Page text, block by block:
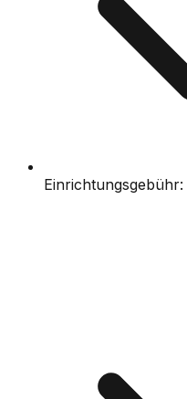
Einrichtungsgebühr: